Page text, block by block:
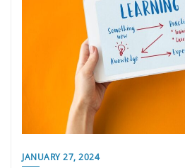
JANUARY 27, 2024